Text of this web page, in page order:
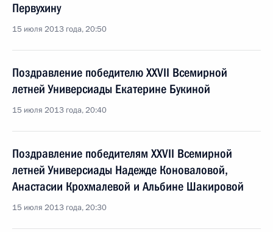
Первухину
15 июля 2013 года, 20:50
Поздравление победителю XXVII Всемирной
летней Универсиады Екатерине Букиной
15 июля 2013 года, 20:40
Поздравление победителям XXVII Всемирной
летней Универсиады Надежде Коноваловой,
Анастасии Крохмалевой и Альбине Шакировой
15 июля 2013 года, 20:30